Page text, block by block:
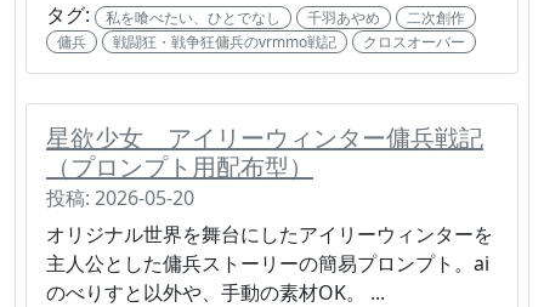
タグ: 私を喰べたい、ひとでなし 千羽あやめ
二次創作
傭兵
戦闘狂・戦争狂傭兵のvrmmo戦記 クロスオーバー
星欲少女 アイリーウィンター傭兵戦記
（プロンプト用配布型）
投稿: 2026-05-20
オリジナル世界を舞台にしたアイリーウィンターを
主人公とした傭兵ストーリーの簡易プロンプト。ai
のべりすと以外や、手動の素材OK。 ...